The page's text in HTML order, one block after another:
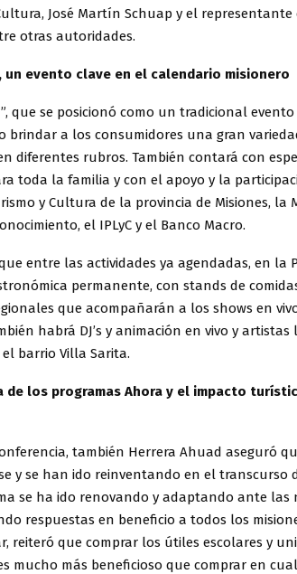
José Martín Schuap y el representante
otras autoridades.
un evento clave en el calendario misionero
que se posicionó como un tradicional
brindar a los consumidores una gran
diferentes rubros. También contará con
toda la familia y con el apoyo y la
y Cultura de la provincia de Misiones, la
el IPLyC y el Banco Macro.
entre las actividades ya agendadas, en la
permanente, con stands de
que acompañarán a los shows en
habrá DJ’s y animación en vivo y
barrio Villa Sarita.
de los programas Ahora y el impacto
también Herrera Ahuad aseguró
y se han ido reinventando en el transcurso
se ha ido renovando y adaptando ante las
respuestas en beneficio a todos los
reiteró que comprar los útiles escolares y
mucho más beneficioso que comprar en